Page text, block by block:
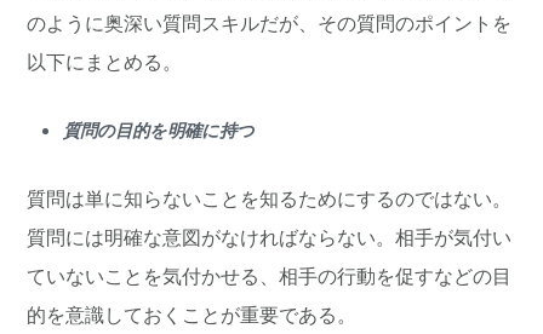
のように奥深い質問スキルだが、その質問のポイントを
以下にまとめる。
質問の目的を明確に持つ
質問は単に知らないことを知るためにするのではない。
質問には明確な意図がなければならない。相手が気付い
ていないことを気付かせる、相手の行動を促すなどの目
的を意識しておくことが重要である。